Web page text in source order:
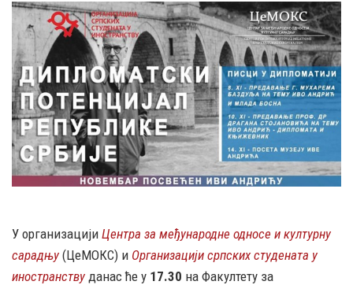
У организацији Центра за међународне односе и културну
сарадњу (ЦеМОКС) и Организацији српских студената у
иностранству данас ће у 17.30 на Факултету за